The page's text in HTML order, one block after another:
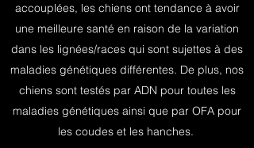
accouplées, les chiens ont tendance à avoir
une meilleure santé en raison de la variation
dans les lignées/races qui sont sujettes à des
maladies génétiques différentes. De plus, nos
chiens sont testés par ADN pour toutes les
maladies génétiques ainsi que par OFA pour
les coudes et les hanches.